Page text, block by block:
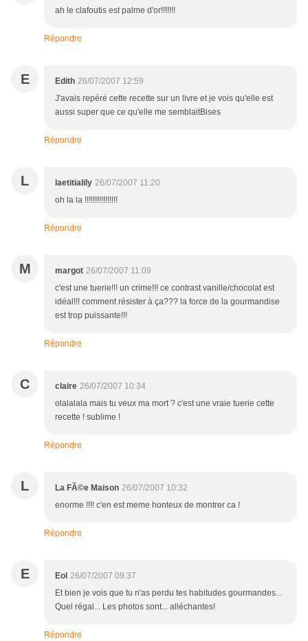
ah le clafoutis est palme d'or!!!!!!!
Répondre
E Edith 26/07/2007 12:59
J'avais repéré cette recette sur un livre et je vois qu'elle est
aussi super que ce qu'elle me semblaitBises
Répondre
L laetitialily 26/07/2007 11:20
oh la la !!!!!!!!!!!!!!!!
Répondre
M margot 26/07/2007 11:09
c'est une tuerie!!! un crime!!! ce contrast vanille/chocolat est
idéal!!! comment résister à ça??? la force de la gourmandise
est trop puissante!!!
Répondre
C claire 26/07/2007 10:34
olalalala mais tu veux ma mort ? c'est une vraie tuerie cette
recette ! sublime !
Répondre
L La FÃ©e Maison 26/07/2007 10:32
enorme !!!! c'en est meme honteux de montrer ca !
Répondre
E Eol 26/07/2007 09:37
Et bien je vois que tu n'as perdu tes habitudes gourmandes...
Quel régal... Les photos sont... alléchantes!
Répondre